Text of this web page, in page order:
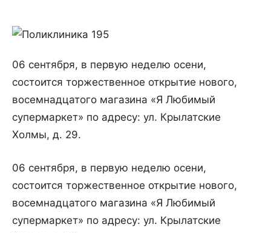
06 сентября, в первую неделю осени,
состоится торжественное открытие нового,
восемнадцатого магазина «Я Любимый
супермаркет» по адресу: ул. Крылатские
Холмы, д. 29.
06 сентября, в первую неделю осени,
состоится торжественное открытие нового,
восемнадцатого магазина «Я Любимый
супермаркет» по адресу: ул. Крылатские